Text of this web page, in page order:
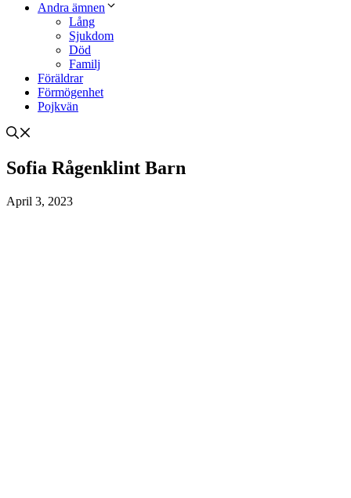
Andra ämnen
Lång
Sjukdom
Död
Familj
Föräldrar
Förmögenhet
Pojkvän
Sofia Rågenklint Barn
April 3, 2023